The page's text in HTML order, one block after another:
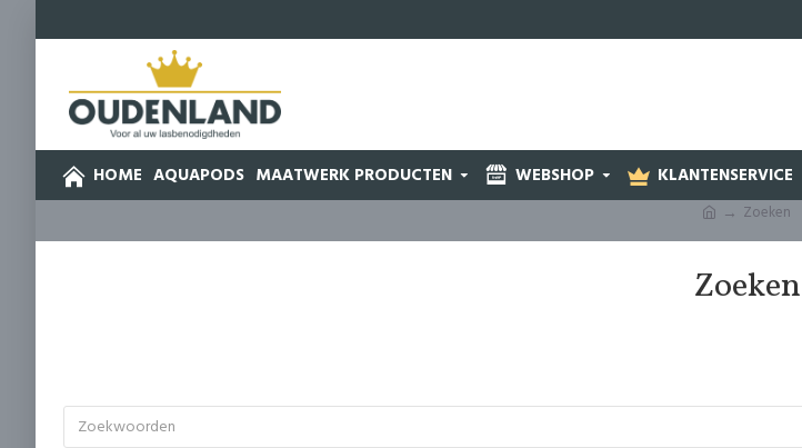
HOME AQUAPODS MAATWERK PRODUCTEN WEBSHOP KLANTENSERVICE
Zoeken
Zoeken